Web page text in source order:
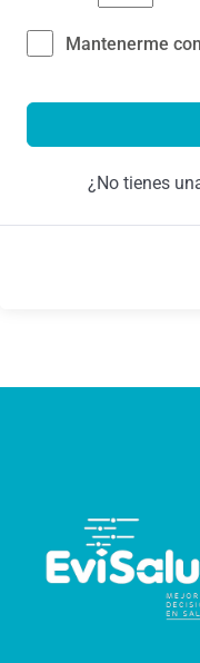
Mantenerme
¿No tienes